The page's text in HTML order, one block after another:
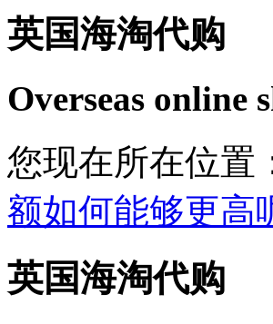
英国海淘代购
Overseas online
您现在所在位置
额如何能够更高
英国海淘代购